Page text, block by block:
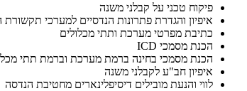
פיקוח טכני על קבלני משנה
איפיון והגדרת פתרונות הנדסיים למערכי
כתיבת מפרטי מערכת ותתי מכלולים
הכנת מסמכי ICD
הכנת מסמכי בחינה ברמת מערכת וברמת תתי
איפיון חב"ע לקבלני משנה
לווי והנעת מובילים דיסיפלינארים מחטיבת הנדסה